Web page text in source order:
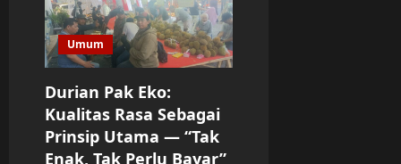
Umum
Durian Pak Eko:
Kualitas Rasa Sebagai
Prinsip Utama — “Tak
Enak, Tak Perlu Bayar”